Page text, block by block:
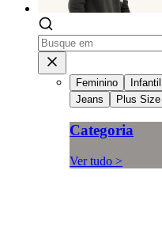
Feminino Infantil
Jeans
Plus Size
Categoria
Ver tudo >